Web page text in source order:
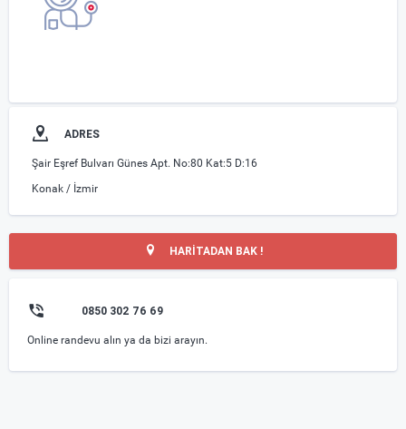
ADRES
Şair Eşref Bulvarı Günes Apt. No:80 Kat:5 D:16
Konak / İzmir
HARİTADAN BAK !
0850 302 76 69
Online randevu alın ya da bizi arayın.